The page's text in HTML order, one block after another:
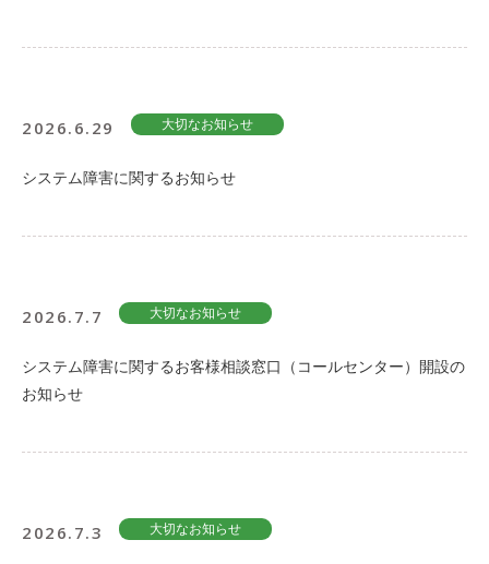
2026.6.29 大切なお知らせ
システム障害に関するお知らせ
2026.7.7 大切なお知らせ
システム障害に関するお客様相談窓口（コールセンター）開設の
お知らせ
2026.7.3 大切なお知らせ